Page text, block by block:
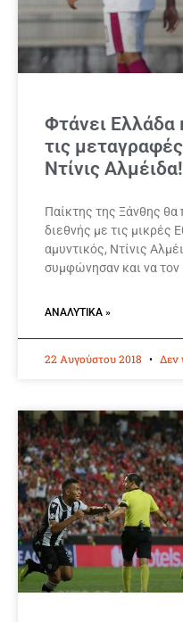
Φτάνει Ελλάδα
τις
Ντίνις Αλμέιδα!
Παίκτης της Ξάνθης θα
διεθνής με τις μικρές
αμυντικός, Ντίνις
συμφώνησαν και να τον
ΑΝΑΛΥΤΙΚΆ »
22 Αυγούστου 2018 Δεν